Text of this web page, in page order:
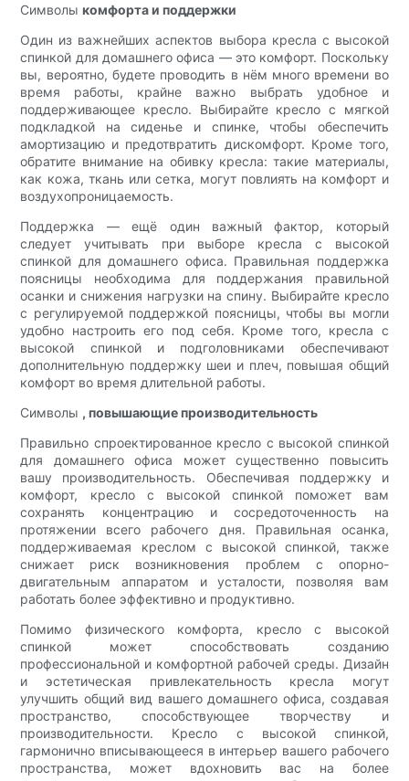
Символыкомфорта и поддержки
Один из важнейших аспектов выбора кресла с высокой
спинкой для домашнего офиса — это комфорт. Поскольку
вы, вероятно, будете проводить в нём много времени во
время работы, крайне важно выбрать удобное и
поддерживающее кресло. Выбирайте кресло с мягкой
подкладкой на сиденье и спинке, чтобы обеспечить
амортизацию и предотвратить дискомфорт. Кроме того,
обратите внимание на обивку кресла: такие материалы,
как кожа, ткань или сетка, могут повлиять на комфорт и
воздухопроницаемость.
Поддержка — ещё один важный фактор, который
следует учитывать при выборе кресла с высокой
спинкой для домашнего офиса. Правильная поддержка
поясницы необходима для поддержания правильной
осанки и снижения нагрузки на спину. Выбирайте кресло
с регулируемой поддержкой поясницы, чтобы вы могли
удобно настроить его под себя. Кроме того, кресла с
высокой спинкой и подголовниками обеспечивают
дополнительную поддержку шеи и плеч, повышая общий
комфорт во время длительной работы.
Символы , повышающие производительность
Правильно спроектированное кресло с высокой спинкой
для домашнего офиса может существенно повысить
вашу производительность. Обеспечивая поддержку и
комфорт, кресло с высокой спинкой поможет вам
сохранять концентрацию и сосредоточенность на
протяжении всего рабочего дня. Правильная осанка,
поддерживаемая креслом с высокой спинкой, также
снижает риск возникновения проблем с опорно-
двигательным аппаратом и усталости, позволяя вам
работать более эффективно и продуктивно.
Помимо физического комфорта, кресло с высокой
спинкой может способствовать созданию
профессиональной и комфортной рабочей среды. Дизайн
и эстетическая привлекательность кресла могут
улучшить общий вид вашего домашнего офиса, создавая
пространство, способствующее творчеству и
производительности. Кресло с высокой спинкой,
гармонично вписывающееся в интерьер вашего рабочего
пространства, может вдохновить вас на более